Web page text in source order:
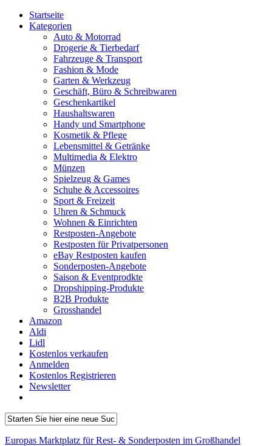
Startseite
Kategorien
Auto & Motorrad
Drogerie & Tierbedarf
Fahrzeuge & Transport
Fashion & Mode
Garten & Werkzeug
Geschäft, Büro & Schreibwaren
Geschenkartikel
Haushaltswaren
Handy und Smartphone
Kosmetik & Pflege
Lebensmittel & Getränke
Multimedia & Elektro
Münzen
Spielzeug & Games
Schuhe & Accessoires
Sport & Freizeit
Uhren & Schmuck
Wohnen & Einrichten
Restposten-Angebote
Restposten für Privatpersonen
eBay Restposten kaufen
Sonderposten-Angebote
Saison & Eventprodkte
Dropshipping-Produkte
B2B Produkte
Grosshandel
Amazon
Aldi
Lidl
Kostenlos verkaufen
Anmelden
Kostenlos Registrieren
Newsletter
Europas Marktplatz für Rest- & Sonderposten im Großhandel